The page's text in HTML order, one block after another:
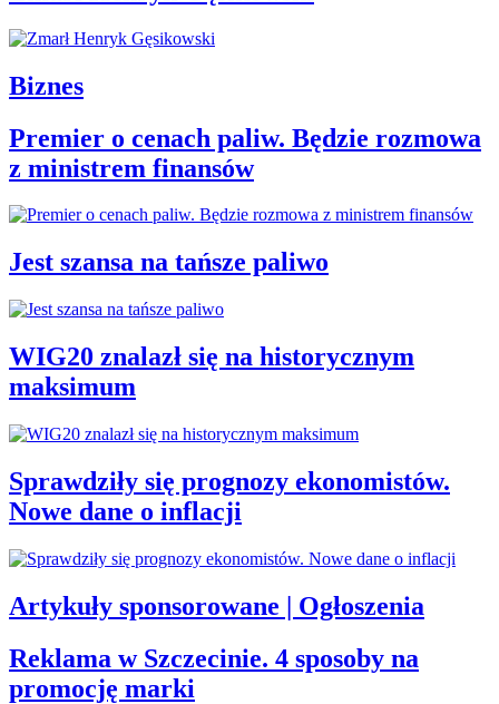
Biznes
Premier o cenach paliw. Będzie rozmowa
z ministrem finansów
Jest szansa na tańsze paliwo
WIG20 znalazł się na historycznym
maksimum
Sprawdziły się prognozy ekonomistów.
Nowe dane o inflacji
Artykuły sponsorowane | Ogłoszenia
Reklama w Szczecinie. 4 sposoby na
promocję marki